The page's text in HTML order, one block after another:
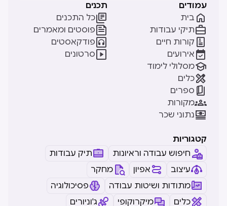
עמודים
בית 
תיקי עבודות
קורות חיים 
אירועים 
מסלולי לימוד
כלים
ספרים 
מקורות
נתוני שכר
תכנים
כל התכנים
פוסטים ומאמרים
פודקאסטים 
סרטונים 
קטגוריות
חיפוש עבודה וראיונות
תיק עבודות
עיצוב
אפיון
מחקר
מתודות ושיטות עבודה
פסיכולוגיה
כלים
מיקרוקופי ג'וניורים